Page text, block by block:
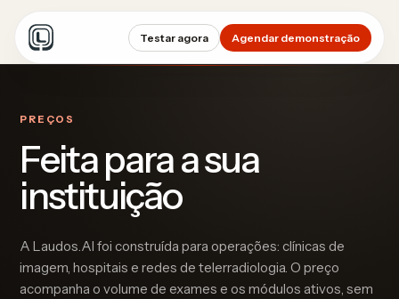
Testar agora Agendar demonstração
PREÇOS
Feita para a sua
instituição
A Laudos.AI foi construída para operações: clínicas de
imagem, hospitais e redes de telerradiologia. O preço
acompanha o volume de exames e os módulos ativos, sem